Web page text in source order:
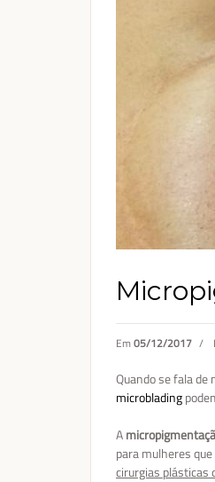
Em05/12/2017 /
Quando se fala
microblading
A
para mulheres
cirurgias plásticas